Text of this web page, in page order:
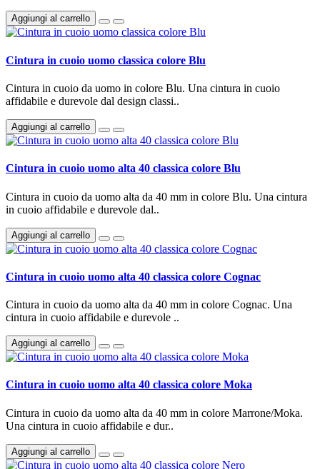
Aggiungi al carrello
Cintura in cuoio uomo classica colore Blu
Cintura in cuoio da uomo in colore Blu. Una cintura in cuoio
affidabile e durevole dal design classi..
Aggiungi al carrello
Cintura in cuoio uomo alta 40 classica colore Blu
Cintura in cuoio da uomo alta da 40 mm in colore Blu. Una cintura
in cuoio affidabile e durevole dal..
Aggiungi al carrello
Cintura in cuoio uomo alta 40 classica colore Cognac
Cintura in cuoio da uomo alta da 40 mm in colore Cognac. Una
cintura in cuoio affidabile e durevole ..
Aggiungi al carrello
Cintura in cuoio uomo alta 40 classica colore Moka
Cintura in cuoio da uomo alta da 40 mm in colore Marrone/Moka.
Una cintura in cuoio affidabile e dur..
Aggiungi al carrello